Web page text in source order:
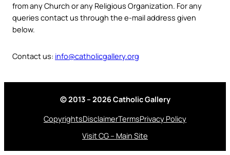
from any Church or any Religious Organization. For any
queries contact us through the e-mail address given
below.
Contact us: info@catholicgallery.org
© 2013 – 2026 Catholic Gallery
CopyrightsDisclaimerTermsPrivacy Policy
Visit CG – Main Site